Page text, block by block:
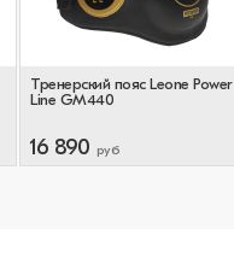
Тренерский пояс Leone Power
Line GM440
16 890 руб